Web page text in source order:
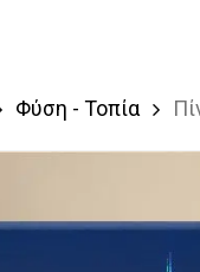
Φύση - Τοπία